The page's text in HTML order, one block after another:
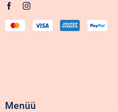
Menüü